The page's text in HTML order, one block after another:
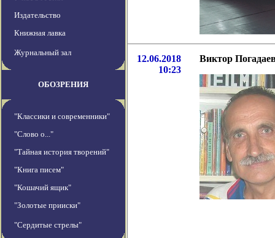
Издательство
Книжная лавка
Журнальный зал
ОБОЗРЕНИЯ
"Классики и современники"
"Слово о..."
"Тайная история творений"
"Книга писем"
"Кошачий ящик"
"Золотые прииски"
"Сердитые стрелы"
12.06.2018
10:23
Виктор